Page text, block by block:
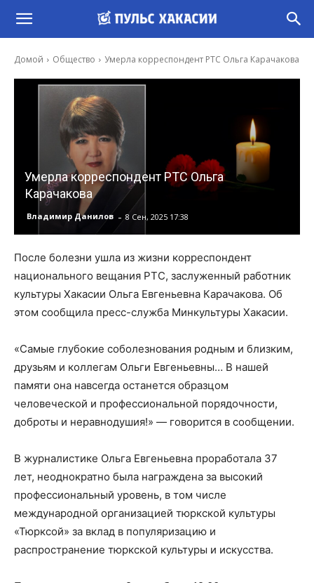
Домой Общество Умерла корреспондент РТС Ольга Карачакова
Умерла корреспондент РТС Ольга
Карачакова
Владимир Данилов - 8 Сен, 2025 17:38
После болезни ушла из жизни корреспондент
национального вещания РТС, заслуженный работник
культуры Хакасии Ольга Евгеньевна Карачакова. Об
этом сообщила пресс-служба Минкультуры Хакасии.
«Самые глубокие соболезнования родным и близким,
друзьям и коллегам Ольги Евгеньевны… В нашей
памяти она навсегда останется образцом
человеческой и профессиональной порядочности,
доброты и неравнодушия!» — говорится в сообщении.
В журналистике Ольга Евгеньевна проработала 37
лет, неоднократно была награждена за высокий
профессиональный уровень, в том числе
международной организацией тюркской культуры
«Тюрксой» за вклад в популяризацию и
распространение тюркской культуры и искусства.